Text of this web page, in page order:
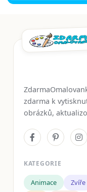
zdarma k
obrázků,
KATEGORIE
Animace
Zvíře